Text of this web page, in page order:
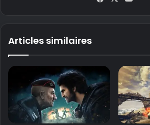
Articles similaires